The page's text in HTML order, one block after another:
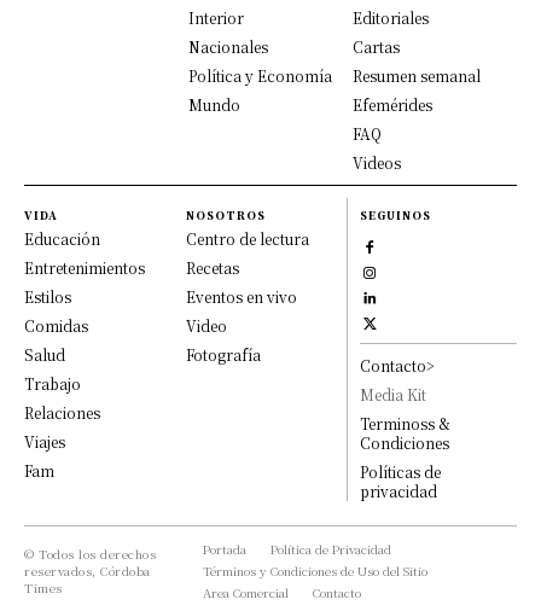
Interior
Nacionales
Política y Economía
Mundo
Editoriales
Cartas
Resumen semanal
Efemérides
FAQ
Videos
VIDA
Educación
Entretenimientos
Estilos
Comidas
Salud
Trabajo
Relaciones
Viajes
Fam
NOSOTROS
Centro de lectura
Recetas
Eventos en vivo
Video
Fotografía
SEGUINOS
Contacto>
Media Kit
Terminoss &
Condiciones
Políticas de
privacidad
© Todos los derechos
reservados, Córdoba
Times
Portada
Política de Privacidad
Términos y Condiciones de Uso del Sitio
Area Comercial
Contacto